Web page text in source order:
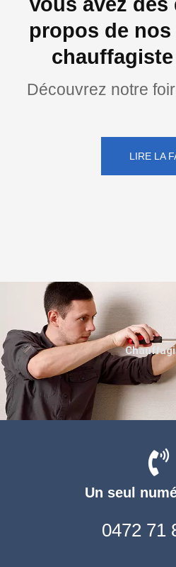
propos de
Découvrez notre
LIRE LA
Un seul
0472 71